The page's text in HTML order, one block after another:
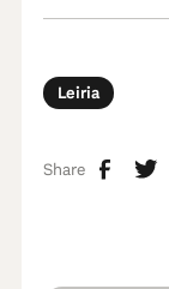
Leiria
Share